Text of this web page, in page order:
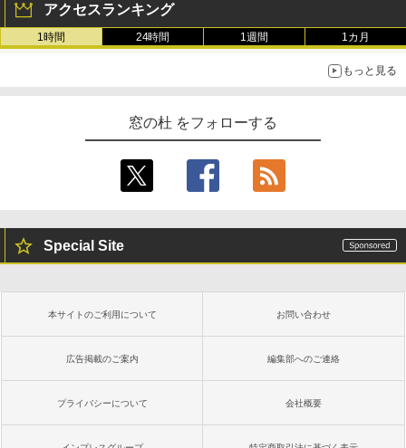
アクセスランキング
1時間 24時間 1週間 1カ月
もっと見る
窓の杜 をフォローする
Special Site
本サイトのご利用について お問い合わせ
広告掲載のご案内 編集部へのご連絡
プライバシーについて 会社概要